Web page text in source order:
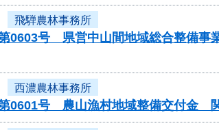
飛騨農林事務所
第0603号 県営中山間地域総合整備
西濃農林事務所
第0601号 農山漁村地域整備交付金